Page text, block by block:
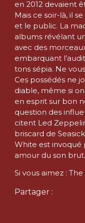
en 2012 devaient
Mais ce soir-là, il
et le public. La
albums révélant
avec des
embarquant
tons sépia. Ne
Ces possédés ne
diable, même si
en esprit sur bon
question des
citent Led
briscard de
White est invoqué
amour du son brut.
Si vous aimez :
Partager :